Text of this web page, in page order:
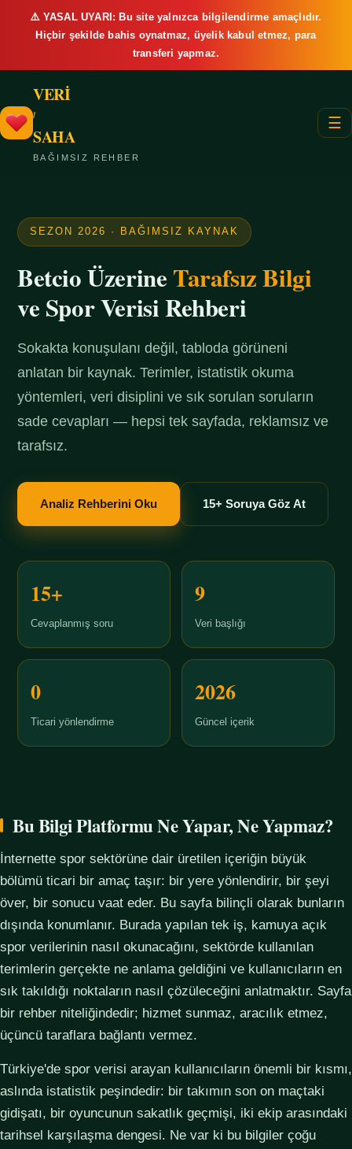
⚠️ YASAL UYARI: Bu site yalnızca bilgilendirme amaçlıdır.
Hiçbir şekilde bahis oynatmaz, üyelik kabul etmez, para
transferi yapmaz.
VERİ
/
SAHA
BAĞIMSIZ REHBER
☰
SEZON 2026 · BAĞIMSIZ KAYNAK
Betcio ÜzerineTarafsız Bilgi
ve Spor Verisi Rehberi
Sokakta konuşulanı değil, tabloda görüneni
anlatan bir kaynak. Terimler, istatistik okuma
yöntemleri, veri disiplini ve sık sorulan soruların
sade cevapları — hepsi tek sayfada, reklamsız ve
tarafsız.
Analiz Rehberini Oku 15+ Soruya Göz At
15+
Cevaplanmış soru
9
Veri başlığı
0
Ticari yönlendirme
2026
Güncel içerik
Bu Bilgi Platformu Ne Yapar, Ne Yapmaz?
İnternette spor sektörüne dair üretilen içeriğin büyük
bölümü ticari bir amaç taşır: bir yere yönlendirir, bir şeyi
över, bir sonucu vaat eder. Bu sayfa bilinçli olarak bunların
dışında konumlanır. Burada yapılan tek iş, kamuya açık
spor verilerinin nasıl okunacağını, sektörde kullanılan
terimlerin gerçekte ne anlama geldiğini ve kullanıcıların en
sık takıldığı noktaların nasıl çözüleceğini anlatmaktır. Sayfa
bir rehber niteliğindedir; hizmet sunmaz, aracılık etmez,
üçüncü taraflara bağlantı vermez.
Türkiye'de spor verisi arayan kullanıcıların önemli bir kısmı,
aslında istatistik peşindedir: bir takımın son on maçtaki
gidişatı, bir oyuncunun sakatlık geçmişi, iki ekip arasındaki
tarihsel karşılaşma dengesi. Ne var ki bu bilgiler çoğu